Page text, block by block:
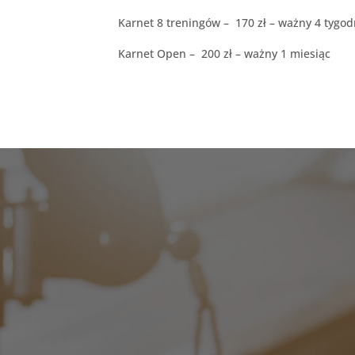
Karnet 8 treningów – 170 zł – ważny 4
Karnet Open – 200 zł – ważny 1 miesiąc